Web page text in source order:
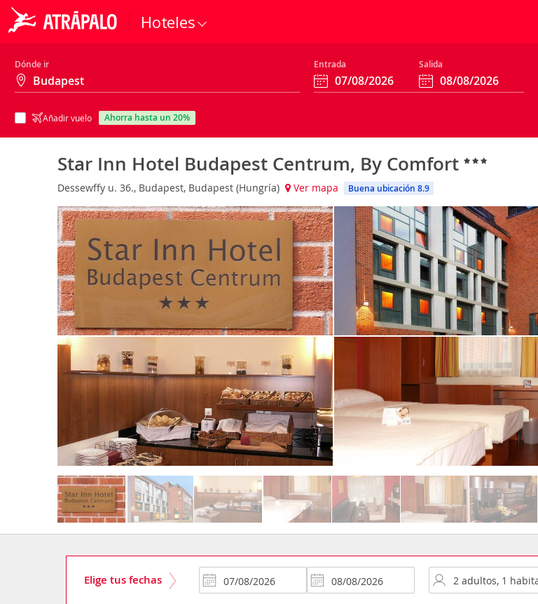
Hoteles
Dónde ir Entrada Salida
Añadir vuelo ahorra hasta un 20%
Star Inn Hotel Budapest Centrum, By Comfort
Dessewffy u. 36., Budapest, Budapest (Hungría) Ver mapa Buena ubicación 8.9
Elige tus fechas